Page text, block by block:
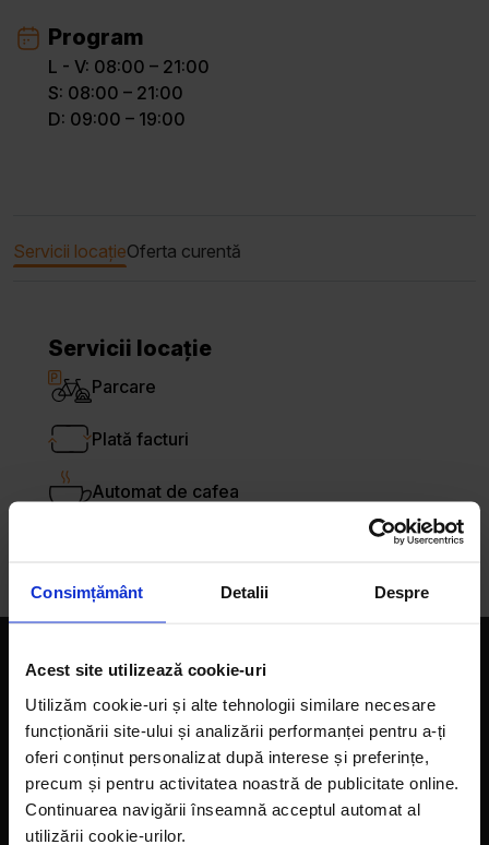
Consimțământ Detalii Despre
Acest site utilizează cookie-uri
Utilizăm cookie-uri și alte tehnologii similare necesare
funcționării site-ului și analizării performanței pentru a-ți
oferi conținut personalizat după interese și preferințe,
precum și pentru activitatea noastră de publicitate online.
Continuarea navigării înseamnă acceptul automat al
utilizării cookie-urilor.
Program
L - V: 08:00 – 21:00
S: 08:00 – 21:00
D: 09:00 – 19:00
Servicii locațieOferta curentă
Servicii locație
Parcare
Plată facturi
Automat de cafea
Companie
Magazine
Despre noi
LaDoiPași Extra